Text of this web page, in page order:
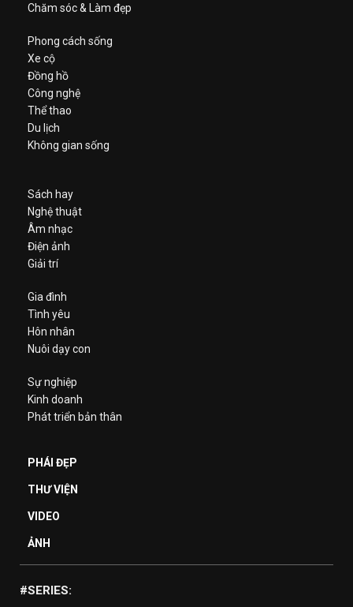
Chăm sóc & Làm đẹp
Phong cách sống
Xe cộ
Đồng hồ
Công nghệ
Thể thao
Du lịch
Không gian sống
Sách hay
Nghệ thuật
Âm nhạc
Điện ảnh
Giải trí
Gia đình
Tình yêu
Hôn nhân
Nuôi dạy con
Sự nghiệp
Kinh doanh
Phát triển bản thân
PHÁI ĐẸP
THƯ VIỆN
VIDEO
ẢNH
#SERIES: